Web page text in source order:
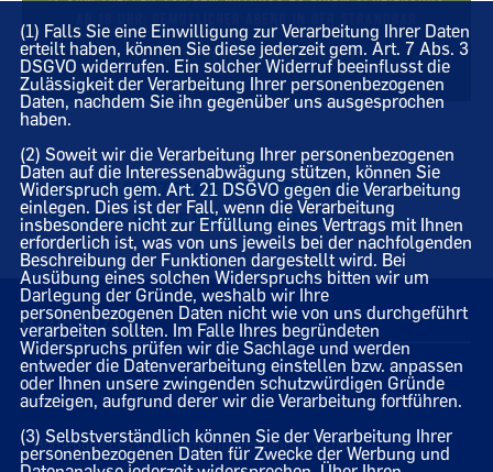
CDU "SPRITZIGE COCKTAILPARTY" IN
VISBEK MIT SIVIA BREHER
02.08.2021
Homepage des CDU Gemeindeverbandes Visbek
(1) Falls Sie eine Einwilligung zur Verarbeitung Ihrer Daten
erteilt haben, können Sie diese jederzeit gem. Art. 7 Abs. 3
DSGVO widerrufen. Ein solcher Widerruf beeinflusst die
Zulässigkeit der Verarbeitung Ihrer personenbezogenen
Daten, nachdem Sie ihn gegenüber uns ausgesprochen
haben.
(2) Soweit wir die Verarbeitung Ihrer personenbezogenen
Daten auf die Interessenabwägung stützen, können Sie
Widerspruch gem. Art. 21 DSGVO gegen die Verarbeitung
einlegen. Dies ist der Fall, wenn die Verarbeitung
insbesondere nicht zur Erfüllung eines Vertrags mit Ihnen
erforderlich ist, was von uns jeweils bei der nachfolgenden
Beschreibung der Funktionen dargestellt wird. Bei
Ausübung eines solchen Widerspruchs bitten wir um
Darlegung der Gründe, weshalb wir Ihre
personenbezogenen Daten nicht wie von uns durchgeführt
verarbeiten sollten. Im Falle Ihres begründeten
Widerspruchs prüfen wir die Sachlage und werden
entweder die Datenverarbeitung einstellen bzw. anpassen
oder Ihnen unsere zwingenden schutzwürdigen Gründe
aufzeigen, aufgrund derer wir die Verarbeitung fortführen.
(3) Selbstverständlich können Sie der Verarbeitung Ihrer
personenbezogenen Daten für Zwecke der Werbung und